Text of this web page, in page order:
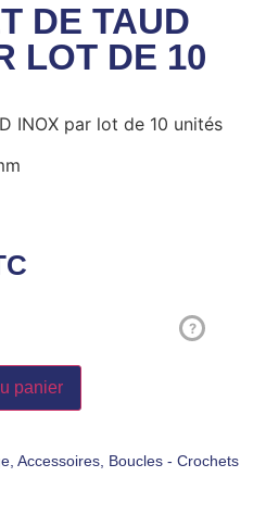
DE TAUD
LOT DE 10
INOX par lot de 10 unités
?
panier
Accessoires Boucles - Crochets